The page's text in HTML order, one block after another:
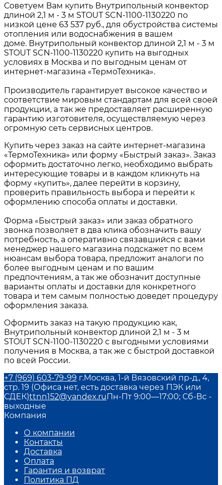
Советуем Вам купить Внутрипольный конвектор
длиной 2,1 м - 3 м STOUT SCN-1100-1130220 по
низкой цене 63 537 руб., для обустройства системы
отопления или водоснабжения в вашем
доме. Внутрипольный конвектор длиной 2,1 м - 3 м
STOUT SCN-1100-1130220 купить на выгодных
условиях в Москва и по выгодным ценам от
интернет-магазина «ТермоТехника».
Производитель гарантирует высокое качество и
соответствие мировым стандартам для всей своей
продукции, а так же предоставляет расширенную
гарантию изготовителя, осуществляемую через
огромную сеть сервисных центров.
Купить через заказ на сайте интернет-магазина
«ТермоТехника» или форму «Быстрый заказ». Заказ
оформить достаточно легко, необходимо выбрать
интересующие товары и в каждом кликнуть на
форму «купить», далее перейти в корзину,
проверить правильность выбора и перейти к
оформлению способа оплаты и доставки.
Форма «Быстрый заказ» или заказ обратного
звонка позволяет в два клика обозначить вашу
потребность, а оперативно связавшийся с вами
менеджер нашего магазина подскажет по всем
нюансам выбора товара, предложит аналоги по
более выгодным ценам и по вашим
предпочтениям, а так же обозначит доступные
варианты оплаты и доставки для конкретного
товара и тем самым полностью доведет процедуру
оформления заказа.
Оформить заказ на такую продукцию как,
Внутрипольный конвектор длиной 2,1 м - 3 м
STOUT SCN-1100-1130220 с выгодными условиями
получения в Москва, а так же с быстрой доставкой
по всей России.
+7 (969) 603-79-99 г.Москва, 1-й Вязовский пр-д., 4,
стр. 19 (Офиса нет, есть доставка через ПЭК или
СДЕК)ttnn152@yandex.ruПн-Пт 9:00—17:00; Сб-Вс -
выходные
Компания
О компании
Контакты
Доставка
Оплата
Гарантия и возврат
Политика ПД